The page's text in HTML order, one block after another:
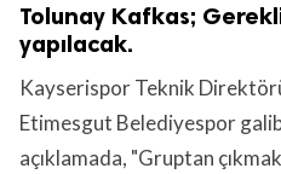
Tolunay Kafkas;
yapılacak.
Kayserispor Teknik
Etimesgut Belediyespor
açıklamada, "Gruptan